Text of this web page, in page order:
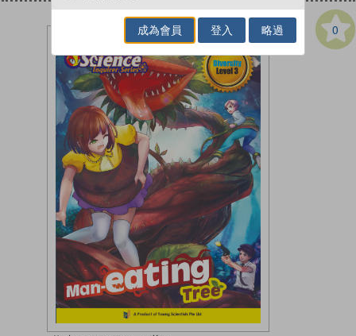
0
成為會員 登入 略過